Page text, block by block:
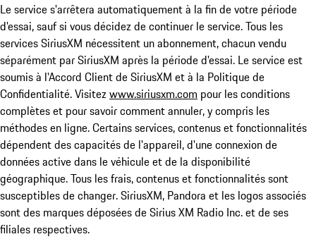
Le service s'arrêtera automatiquement à la fin de votre période
d'essai, sauf si vous décidez de continuer le service. Tous les
services SiriusXM nécessitent un abonnement, chacun vendu
séparément par SiriusXM après la période d'essai. Le service est
soumis à l'Accord Client de SiriusXM et à la Politique de
Confidentialité. Visitezwww.siriusxm.com pour les conditions
complètes et pour savoir comment annuler, y compris les
méthodes en ligne. Certains services, contenus et fonctionnalités
dépendent des capacités de l'appareil, d'une connexion de
données active dans le véhicule et de la disponibilité
géographique. Tous les frais, contenus et fonctionnalités sont
susceptibles de changer. SiriusXM, Pandora et les logos associés
sont des marques déposées de Sirius XM Radio Inc. et de ses
filiales respectives.